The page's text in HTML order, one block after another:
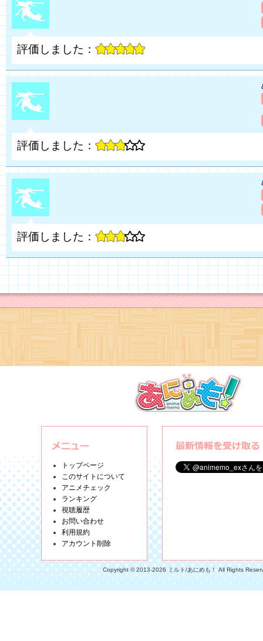
評価しました：
評価しました：
評価しました：
トップページ
このサイトについて
アニメチェック
ランキング
視聴履歴
お問い合わせ
利用規約
アカウント削除
Copyright © 2013-2026 ミルト/あにめも！ All Rights